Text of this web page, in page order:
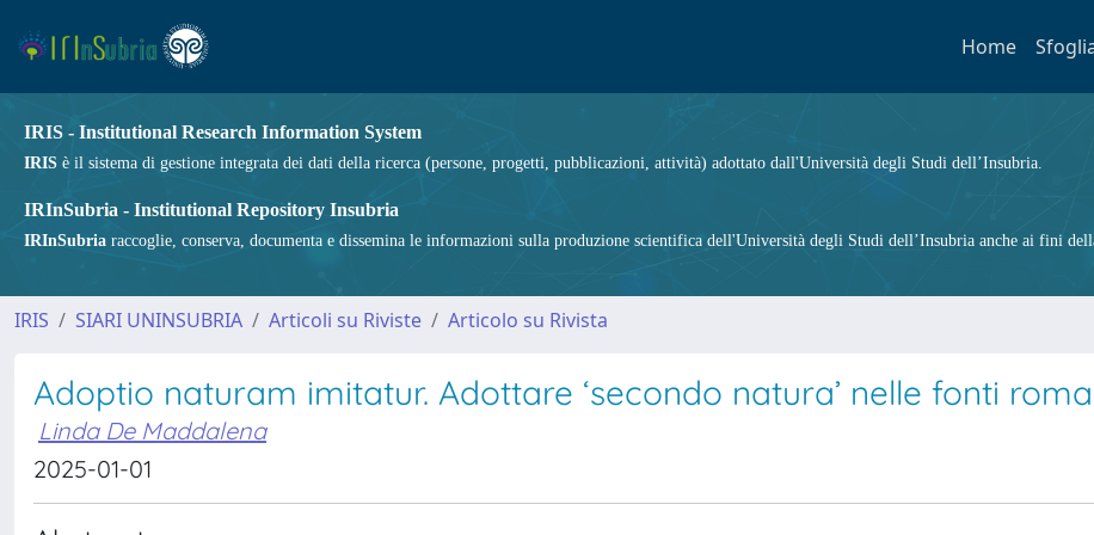
Home
IRIS - Institutional Research Information System
IRIS è il sistema di gestione integrata dei dati della ricerca (persone, progetti, pubblicazioni, attività) adottato dall'Università degli Studi dell’Insubria.
IRInSubria - Institutional Repository Insubria
IRInSubria raccoglie, conserva, documenta e dissemina le informazioni sulla produzione scientifica dell'Università degli Studi dell’Insubria anche ai fini
IRIS SIARI UNINSUBRIA Articoli su Riviste Articolo su Rivista
Adoptio naturam imitatur. Adottare ‘secondo natura’ nelle fonti
Linda De Maddalena
2025-01-01